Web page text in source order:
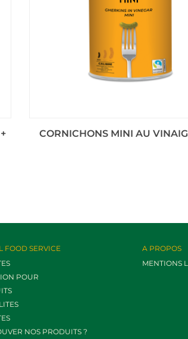
CORNICHONS MINI AU
FOOD SERVICE
POUR
NOS PRODUITS ?
A PROPOS
MENTIONS